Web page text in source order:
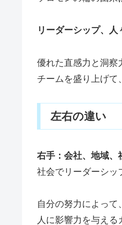
リーダーシップ、人
優れた直感力と洞察
チームを盛り上げて
左右の違い
右手：会社、地域、
社会でリーダーシッ
自分の努力によっ
人に影響力を与える